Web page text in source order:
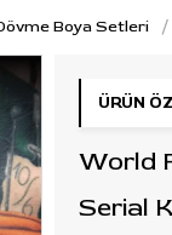
Boya Setleri
ÜRÜN
World
Serial